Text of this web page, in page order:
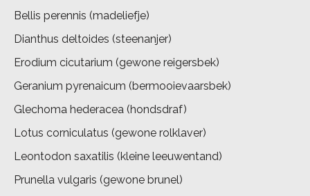
Bellis perennis (madeliefje)
Dianthus deltoides (steenanjer)
Erodium cicutarium (gewone reigersbek)
Geranium pyrenaicum (bermooievaarsbek)
Glechoma hederacea (hondsdraf)
Lotus corniculatus (gewone rolklaver)
Leontodon saxatilis (kleine leeuwentand)
Prunella vulgaris (gewone brunel)